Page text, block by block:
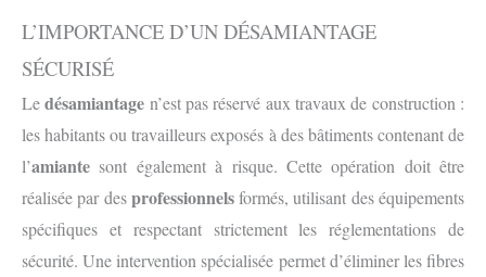
L’IMPORTANCE D’UN DÉSAMIANTAGE
SÉCURISÉ
Ledésamiantage n’est pas réservé aux travaux de construction :
les habitants ou travailleurs exposés à des bâtiments contenant de
l’amiante sont également à risque. Cette opération doit être
réalisée par desprofessionnelsformés, utilisant des équipements
spécifiques et respectant strictement les réglementations de
sécurité. Une intervention spécialisée permet d’éliminer les fibres